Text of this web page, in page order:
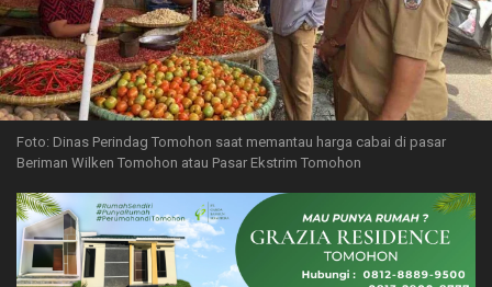
Foto: Dinas Perindag Tomohon saat memantau harga cabai di pasar
Beriman Wilken Tomohon atau Pasar Ekstrim Tomohon